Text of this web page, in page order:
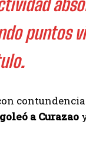
puntos
a Curazao